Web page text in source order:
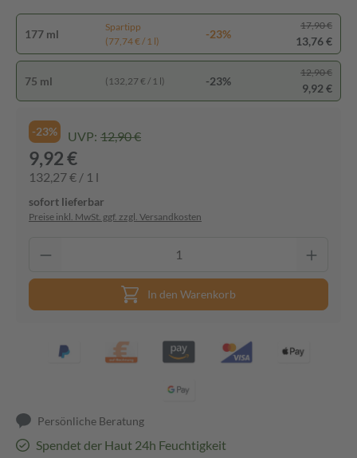
177 ml
Spartipp
(77,74 € / 1 l)
-23%
17,90 €
13,76 €
75 ml (132,27 € / 1 l) -23%
12,90 €
9,92 €
-23% UVP: 12,90 €
9,92 €
132,27 € / 1 l
sofort lieferbar
Preise inkl. MwSt. ggf. zzgl. Versandkosten
In den Warenkorb
Persönliche Beratung
Spendet der Haut 24h Feuchtigkeit